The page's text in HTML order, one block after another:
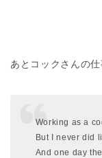
あとコックさんの
Working as a
But I never did
And one day